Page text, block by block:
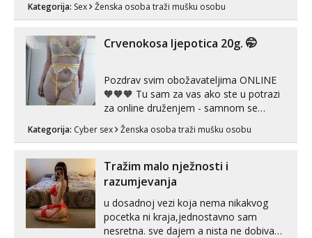
Kategorija: Sex Ženska osoba traži mušku osobu
Crvenokosa ljepotica 20g. 🤭
Pozdrav svim obožavateljima ONLINE
🧡🧡🧡 Tu sam za vas ako ste u potrazi
za online druženjem - samnom se
možete zabaviti preko videopoziva, ili
ako vam nisam dovoljna radim i u paru i
😉 Radim i vruća tipkanja uz slike i hot
line pozive. Za vas sam pripremila ...
Kategorija: Cyber sex Ženska osoba traži mušku osobu
Tražim malo nježnosti i
razumjevanja
u dosadnoj vezi koja nema nikakvog
pocetka ni kraja,jednostavno sam
nesretna. sve dajem a nista ne dobivam